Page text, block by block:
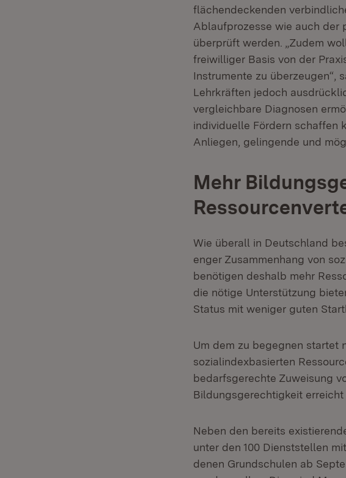
flächendeckenden
Ablaufprozesse wie auch der
überprüft werden. „Zudem
freiwilliger Basis von der
Instrumente zu überzeugen“,
Lehrkräften jedoch
vergleichbare Diagnosen
individuelle Fördern schaffen
Anliegen, gelingende und
Mehr
Wie überall in Deutschland
enger Zusammenhang von
benötigen deshalb mehr
die nötige Unterstützung
Status mit weniger guten
Um dem zu begegnen startet
sozialindexbasierten
bedarfsgerechte Zuweisung
Bildungsgerechtigkeit erreicht
Neben den bereits
unter den 100 Dienststellen
denen Grundschulen ab